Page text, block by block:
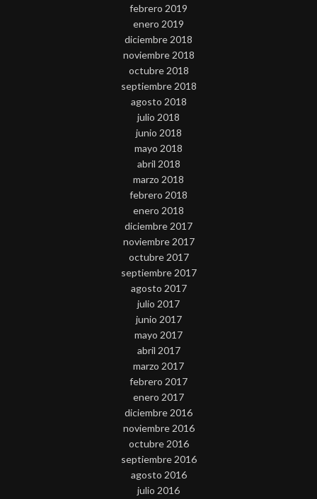
febrero 2019
enero 2019
diciembre 2018
noviembre 2018
octubre 2018
septiembre 2018
agosto 2018
julio 2018
junio 2018
mayo 2018
abril 2018
marzo 2018
febrero 2018
enero 2018
diciembre 2017
noviembre 2017
octubre 2017
septiembre 2017
agosto 2017
julio 2017
junio 2017
mayo 2017
abril 2017
marzo 2017
febrero 2017
enero 2017
diciembre 2016
noviembre 2016
octubre 2016
septiembre 2016
agosto 2016
julio 2016